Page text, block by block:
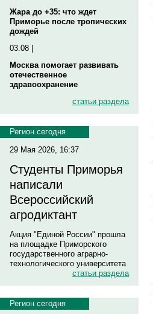
Жара до +35: что ждет
Приморье после тропических
дождей
03.08 |
Москва помогает развивать
отечественное
здравоохранение
статьи раздела
Регион сегодня
29 Мая 2026, 16:37
Студенты Приморья
написали
Всероссийский
агродиктант
Акция "Единой России" прошла
на площадке Приморского
государственного аграрно-
технологического университета
статьи раздела
Регион сегодня